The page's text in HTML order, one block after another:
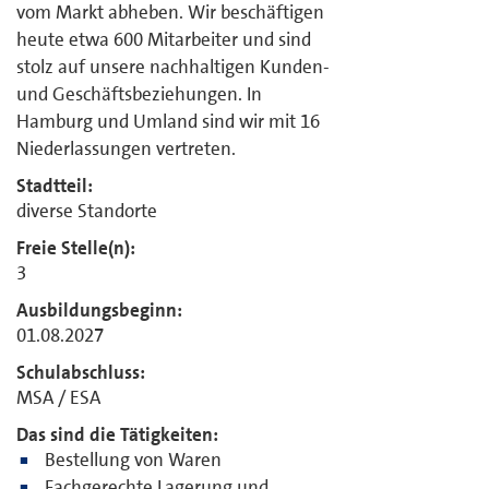
vom Markt abheben. Wir beschäftigen
heute etwa 600 Mitarbeiter und sind
stolz auf unsere nachhaltigen Kunden-
und Geschäftsbeziehungen. In
Hamburg und Umland sind wir mit 16
Niederlassungen vertreten.
Stadtteil:
diverse Standorte
Freie Stelle(n):
3
Ausbildungsbeginn:
01.08.2027
Schulabschluss:
MSA / ESA
Das sind die Tätigkeiten:
Bestellung von Waren